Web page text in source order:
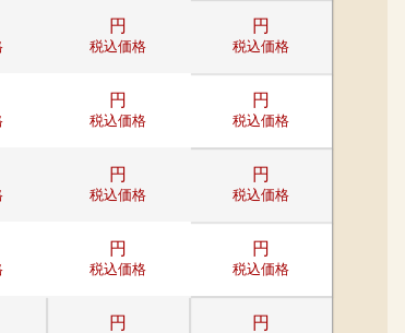
円
税込価格
円
税込価格
円
税込価格
円
税込価格
円
税込価格
円
税込価格
円
税込価格
円
税込価格
円 円